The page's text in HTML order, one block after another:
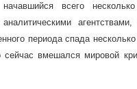
начавшийся всего
периода спада
вмешался мировой